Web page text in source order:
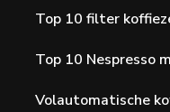
Top 10 filter
Top 10 Nespresso
Volautomatische